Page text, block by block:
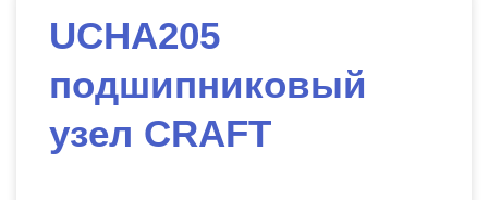
UCHA205
подшипниковый
узел CRAFT